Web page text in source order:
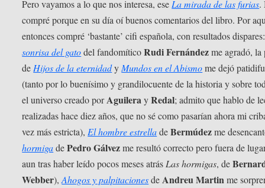
Pero vayamos a lo que nos interesa, ese La mirada de las furias.
compré porque en su día oí buenos comentarios del libro. Por
entonces compré ‘bastante’ cifi española, con resultados
sonrisa del gatodel fandomíticoRudi Fernándezme agradó, la
de Hijos de la eternidady Mundos en el Abismome dejó
(tanto por lo buenísimo y grandilocuente de la historia y sobre
el universo creado porAguilerayRedal; admito que hablo de
realizadas hace diez años, que no sé como pasarían ahora mi
vez más estricta), El hombre estrelladeBermúdezme
hormigadePedro Gálvezme resultó correcto pero fuera de
aun tras haber leído pocos meses atrás Las hormigas, de
Webber),Ahogos y palpitacionesde Andreu Martinme